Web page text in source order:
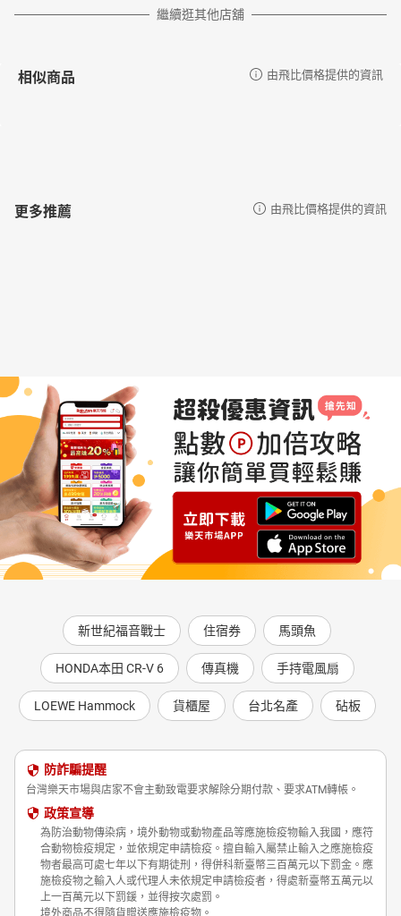
繼續逛其他店舖
相似商品 由飛比價格提供的資訊
更多推薦 由飛比價格提供的資訊
新世紀福音戰士 住宿券 馬頭魚
HONDA本田 CR-V 6 傳真機 手持電風扇
LOEWE Hammock 貨櫃屋 台北名產 砧板
防詐騙提醒
台灣樂天市場與店家不會主動致電要求解除分期付款、要求ATM轉帳。
政策宣導
為防治動物傳染病，境外動物或動物產品等應施檢疫物輸入我國，應符
合動物檢疫規定，並依規定申請檢疫。擅自輸入屬禁止輸入之應施檢疫
物者最高可處七年以下有期徒刑，得併科新臺幣三百萬元以下罰金。應
施檢疫物之輸入人或代理人未依規定申請檢疫者，得處新臺幣五萬元以
上一百萬元以下罰鍰，並得按次處罰。
境外商品不得隨貨贈送應施檢疫物。